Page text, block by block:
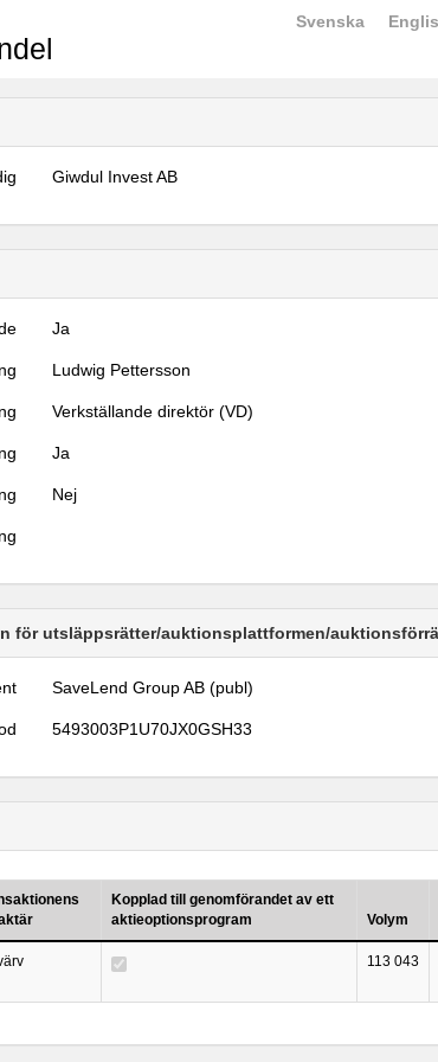
Svenska
Giwdul Invest AB
Ja
Ludwig Pettersson
Verkställande direktör (VD)
Ja
Nej
för utsläppsrätter/auktionsplattformen/
SaveLend Group AB (publ)
5493003P1U70JX0GSH33
Kopplad till genomförandet av ett
aktieoptionsprogram
Volym
113 043